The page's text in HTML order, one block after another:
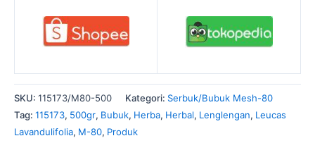
SKU: 115173/M80-500 Kategori: Serbuk/Bubuk Mesh-80
Tag: 115173, 500gr, Bubuk, Herba, Herbal, Lenglengan, Leucas
Lavandulifolia, M-80, Produk